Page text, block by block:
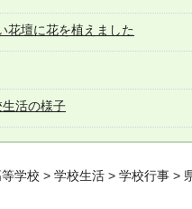
花壇に花を植えました
活の様子
学校 > 学校生活 > 学校行事 >